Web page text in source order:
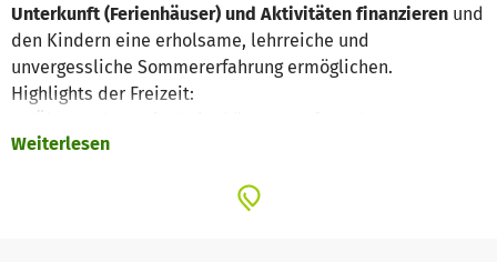
Unterkunft (Ferienhäuser) und Aktivitäten finanzieren und
den Kindern eine erholsame, lehrreiche und
unvergessliche Sommererfahrung ermöglichen.
Highlights der Freizeit:
Tagesausflug nach Polen mit Umwelt- und
Sport- und Bewegungsspiele, kreative Workshops,
Weiterlesen